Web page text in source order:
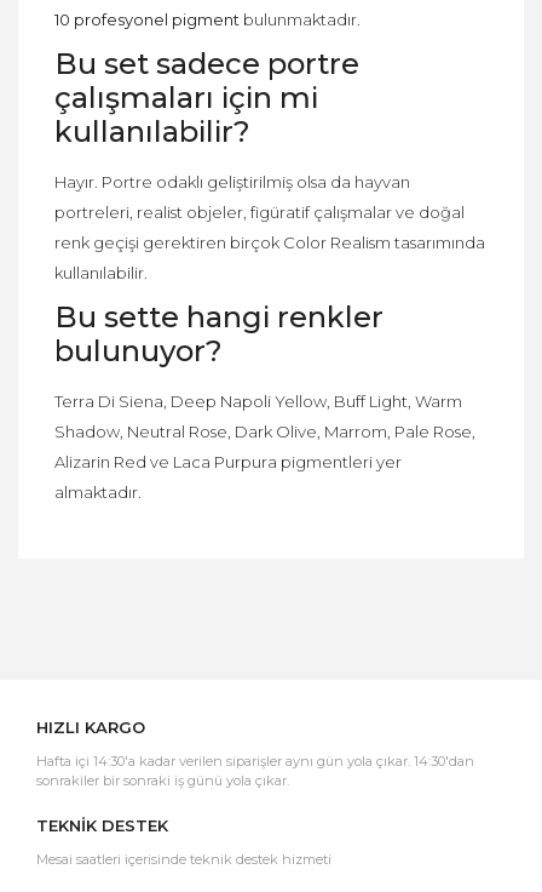
10 profesyonel pigment bulunmaktadır.
Bu set sadece portre
çalışmaları için mi
kullanılabilir?
Hayır. Portre odaklı geliştirilmiş olsa da hayvan
portreleri, realist objeler, figüratif çalışmalar ve doğal
renk geçişi gerektiren birçok Color Realism tasarımında
kullanılabilir.
Bu sette hangi renkler
bulunuyor?
Terra Di Siena, Deep Napoli Yellow, Buff Light, Warm
Shadow, Neutral Rose, Dark Olive, Marrom, Pale Rose,
Alizarin Red ve Laca Purpura pigmentleri yer
almaktadır.
HIZLI KARGO
Hafta içi 14:30'a kadar verilen siparişler aynı gün yola çıkar. 14:30'dan
sonrakiler bir sonraki iş günü yola çıkar.
TEKNİK DESTEK
Mesai saatleri içerisinde teknik destek hizmeti